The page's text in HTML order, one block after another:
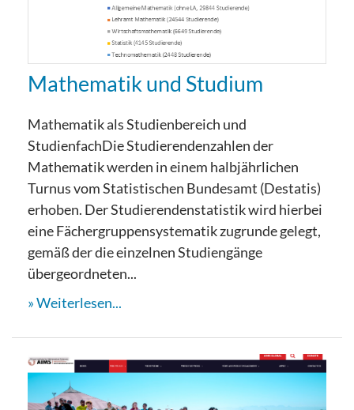
Mathematik und Studium
Mathematik als Studienbereich und
StudienfachDie Studierendenzahlen der
Mathematik werden in einem halbjährlichen
Turnus vom Statistischen Bundesamt (Destatis)
erhoben. Der Studierendenstatistik wird hierbei
eine Fächergruppensystematik zugrunde gelegt,
gemäß der die einzelnen Studiengänge
übergeordneten...
Weiterlesen...